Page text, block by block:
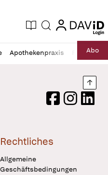
Zeitung
Aktuelle Ausgabe
Suche login
login
Apothekenpraxis RechtAbo
Logo
FacebookInstagram
Rechtliches
Allgemeine
Geschäftsbedingungen